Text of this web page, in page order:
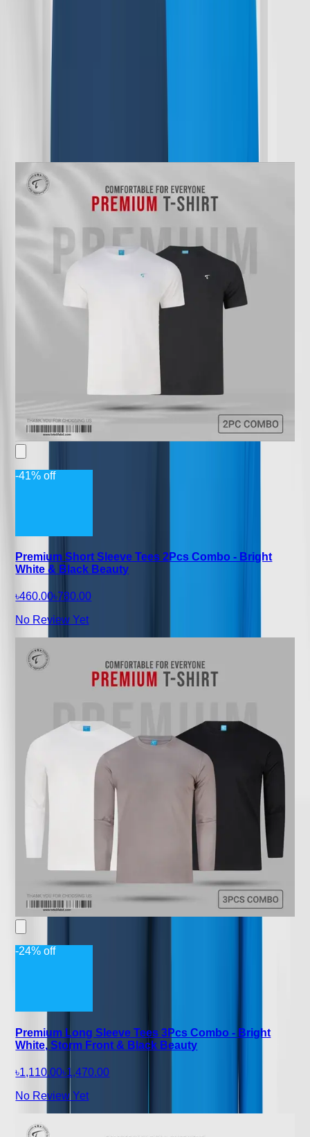
L 40.5 28 8.75
-41% off
Premium Short Sleeve Tees 2Pcs Combo - Bright
White & Black Beauty
৳460.00৳780.00
No Review Yet
-24% off
Premium Long Sleeve Tees 3Pcs Combo - Bright
White, Storm Front & Black Beauty
৳1,110.00৳1,470.00
No Review Yet